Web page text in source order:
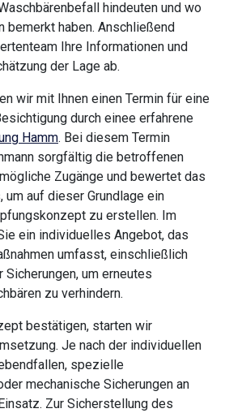
hindeuten und wo
bemerkt haben. Anschließend
Ihre Informationen und
der Lage ab.
wir mit Ihnen einen Termin für eine
durch einee erfahrene
Hamm. Bei diesem Termin
sorgfältig die betroffenen
Zugänge und bewertet das
auf dieser Grundlage ein
zu erstellen. Im
ein individuelles Angebot, das
umfasst, einschließlich
um erneutes
zu verhindern.
bestätigen, starten wir
Je nach der individuellen
spezielle
mechanische Sicherungen an
Zur Sicherstellung des